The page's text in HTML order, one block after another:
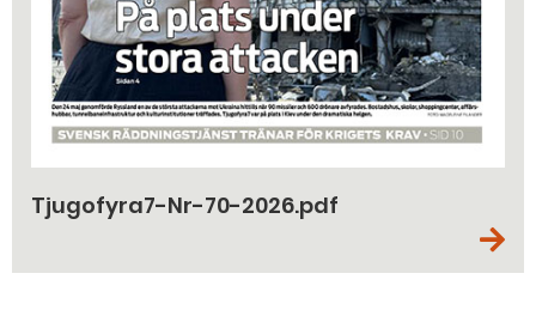
Tjugofyra7-Nr-70-2026.pdf